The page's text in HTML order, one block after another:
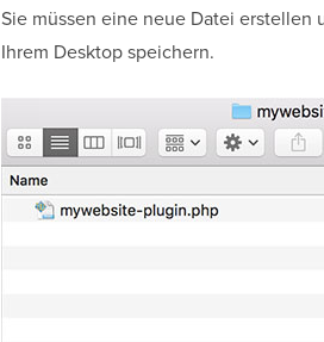
Sie müssen eine neue Datei
Ihrem Desktop speichern.